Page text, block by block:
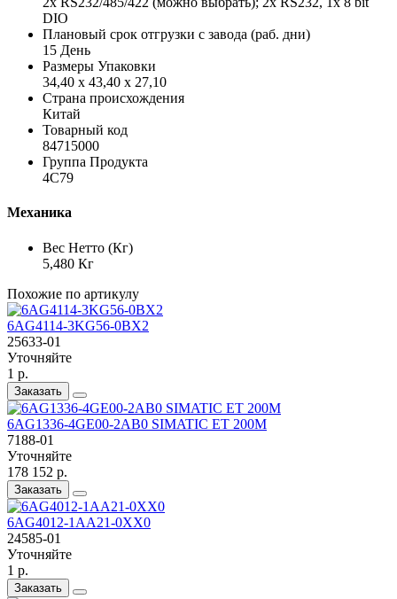
DIO
Плановый срок отгрузки с завода (раб. дни)
15 День
Размеры Упаковки
34,40 x 43,40 x 27,10
Страна происхождения
Китай
Товарный код
84715000
Группа Продукта
4C79
Механика
Вес Нетто (Кг)
5,480 Кг
Похожие по артикулу
6AG4114-3KG56-0BX2
25633-01
Уточняйте
1 р.
Заказать
6AG1336-4GE00-2AB0 SIMATIC ET 200M
7188-01
Уточняйте
178 152 р.
Заказать
6AG4012-1AA21-0XX0
24585-01
Уточняйте
1 р.
Заказать